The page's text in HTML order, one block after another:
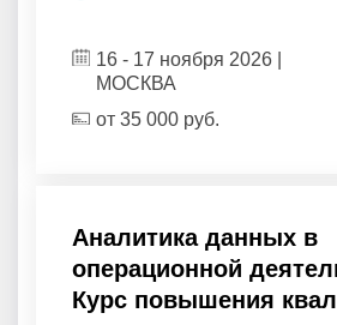
16 - 17 ноября 2026 |
МОСКВА
от 35 000 руб.
Аналитика данных в
операционной
Курс повышения